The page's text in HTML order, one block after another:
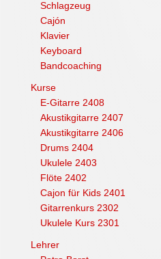
Schlagzeug
Cajón
Klavier
Keyboard
Bandcoaching
Kurse
E-Gitarre 2408
Akustikgitarre 2407
Akustikgitarre 2406
Drums 2404
Ukulele 2403
Flöte 2402
Cajon für Kids 2401
Gitarrenkurs 2302
Ukulele Kurs 2301
Lehrer